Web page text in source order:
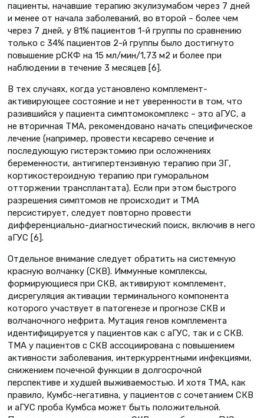
пациенты, начавшие терапию экулизумабом через 7 дней
и менее от начала заболеваний, во второй – более чем
через 7 дней, у 81% пациентов 1-й группы по сравнению
только с 34% пациентов 2-й группы было достигнуто
повышение рСКФ на 15 мл/мин/1,73 м2 и более при
наблюдении в течение 3 месяцев [6].
В тех случаях, когда установлено комплемент-
активирующее состояние и нет уверенности в том, что
разившийся у пациента симптомокомплекс – это аГУС, а
не вторичная ТМА, рекомендовано начать специфическое
лечение (например, провести кесарево сечение и
последующую гистерэктомию при осложнениях
беременности, антигипертензивную терапию при ЗГ,
кортикостероидную терапию при гуморальном
отторжении трансплантата). Если при этом быстрого
разрешения симптомов не происходит и ТМА
персистирует, следует повторно провести
дифференциально-диагностический поиск, включив в него
аГУС [6].
Отдельное внимание следует обратить на системную
красную волчанку (СКВ). Иммунные комплексы,
формирующиеся при СКВ, активируют комплемент,
дисрегуляция активации терминального компонента
которого участвует в патогенезе и прогнозе СКВ и
волчаночного нефрита. Мутация генов комплемента
идентифицируется у пациентов как с аГУС, так и с СКВ.
ТМА у пациентов с СКВ ассоциирована с повышением
активности заболевания, интеркуррентными инфекциями,
снижением почечной функции в долгосрочной
перспективе и худшей выживаемостью. И хотя ТМА, как
правило, Кумбс-негативна, у пациентов с сочетанием СКВ
и аГУС проба Кумбса может быть положительной.